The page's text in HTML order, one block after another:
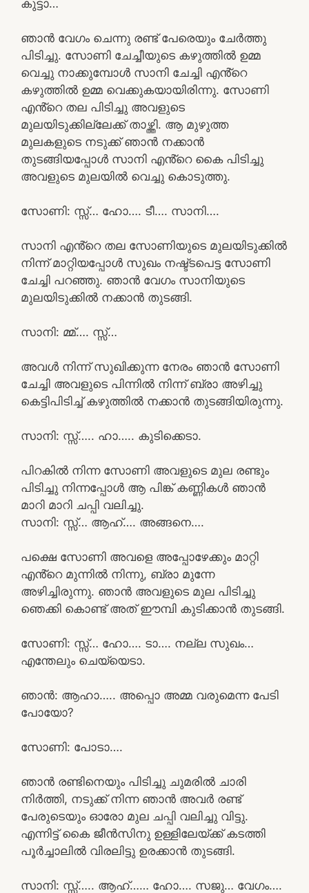
കുട്ടാ…
ഞാൻ വേഗം ചെന്നു രണ്ട് പേരെയും ചേർത്തു
പിടിച്ചു. സോണി ചേച്ചീയുടെ കഴുത്തിൽ ഉമ്മ
വെച്ചു നാക്കുമ്പോൾ സാനി ചേച്ചി എൻ്റെ
കഴുത്തിൽ ഉമ്മ വെക്കുകയായിരിന്നു. സോണി
എൻ്റെ തല പിടിച്ചു അവളുടെ
മുലയിടുക്കില്ലേക്ക് താഴ്ത്തി. ആ മുഴുത്ത
മുലകളുടെ നടുക്ക് ഞാൻ നക്കാൻ
തുടങ്ങിയപ്പോൾ സാനി എൻ്റെ കൈ പിടിച്ചു
അവളുടെ മുലയിൽ വെച്ചു കൊടുത്തു.
സോണി: സ്സ്‌… ഹോ…. ടീ…. സാനി….
സാനി എൻ്റെ തല സോണിയുടെ മുലയിടുക്കിൽ
നിന്ന് മാറ്റിയപ്പോൾ സുഖം നഷ്ട്ടപെട്ട സോണി
ചേച്ചി പറഞ്ഞു. ഞാൻ വേഗം സാനിയുടെ
മുലയിടുക്കിൽ നക്കാൻ തുടങ്ങി.
സാനി: മ്മ്…. സ്സ്‌…
അവൾ നിന്ന് സുഖിക്കുന്ന നേരം ഞാൻ സോണി
ചേച്ചി അവളുടെ പിന്നിൽ നിന്ന് ബ്രാ അഴിച്ചു
കെട്ടിപിടിച്ച് കഴുത്തിൽ നക്കാൻ തുടങ്ങിയിരുന്നു.
സാനി: സ്സ്‌….. ഹാ….. കുടിക്കെടാ.
പിറകിൽ നിന്ന സോണി അവളുടെ മുല രണ്ടും
പിടിച്ചു നിന്നപ്പോൾ ആ പിങ്ക് കണ്ണികൾ ഞാൻ
മാറി മാറി ചപ്പി വലിച്ചു.
സാനി: സ്സ്‌… ആഹ്…. അങ്ങനെ….
പക്ഷെ സോണി അവളെ അപ്പോഴേക്കും മാറ്റി
എൻ്റെ മുന്നിൽ നിന്നു, ബ്രാ മുന്നേ
അഴിച്ചിരുന്നു. ഞാൻ അവളുടെ മുല പിടിച്ചു
ഞെക്കി കൊണ്ട് അത് ഈമ്പി കുടിക്കാൻ തുടങ്ങി.
സോണി: സ്സ്‌… ഹോ…. ടാ…. നല്ല സുഖം…
എന്തേലും ചെയ്യെടാ.
ഞാൻ: ആഹാ….. അപ്പൊ അമ്മ വരുമെന്ന പേടി
പോയോ?
സോണി: പോടാ….
ഞാൻ രണ്ടിനെയും പിടിച്ചു ചുമരിൽ ചാരി
നിർത്തി, നടുക്ക് നിന്ന ഞാൻ അവർ രണ്ട്
പേരുടെയും ഓരോ മുല ചപ്പി വലിച്ചു വിട്ടു.
എന്നിട്ട് കൈ ജീൻസിനു ഉള്ളിലേയ്ക്ക് കടത്തി
പൂർച്ചാലിൽ വിരലിട്ടു ഉരക്കാൻ തുടങ്ങി.
സാനി: സ്സ്‌….. ആഹ്…… ഹോ…. സജു… വേഗം….